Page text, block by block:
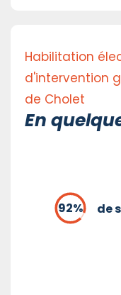
Habilitation
d'intervention
de Cholet
En
de